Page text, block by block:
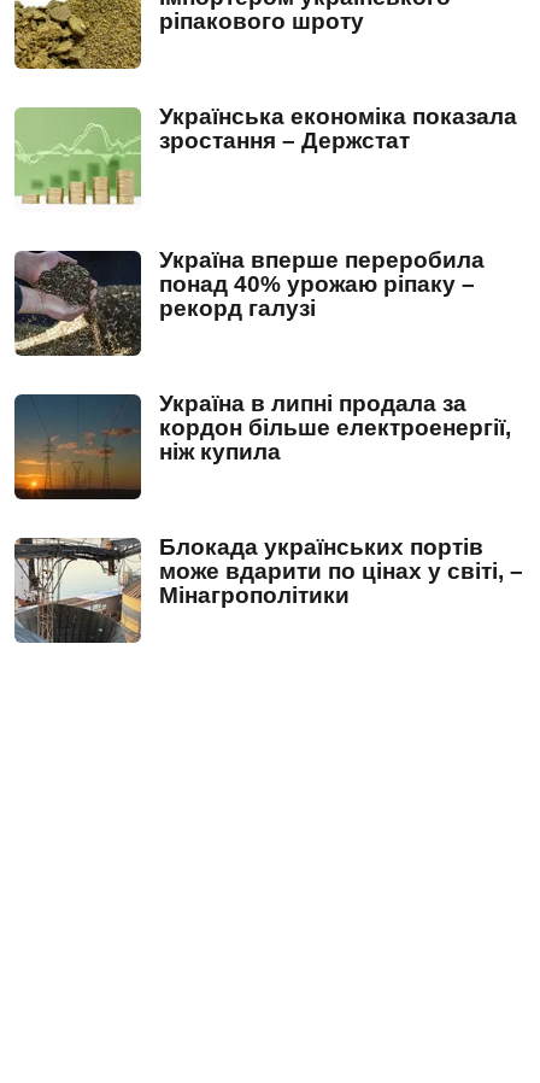
ріпакового шроту
Українська економіка показала
зростання – Держстат
Україна вперше переробила
понад 40% урожаю ріпаку –
рекорд галузі
Україна в липні продала за
кордон більше електроенергії,
ніж купила
Блокада українських портів
може вдарити по цінах у світі, –
Мінагрополітики